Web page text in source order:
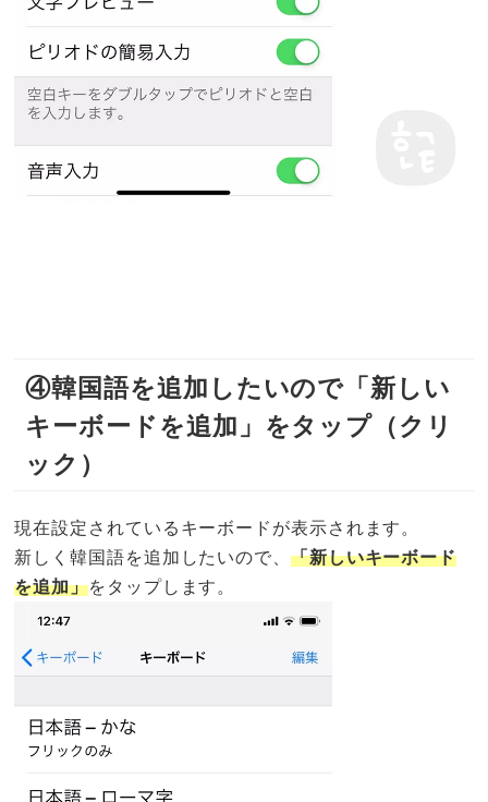
④韓国語を追加したいので「新しい
キーボードを追加」をタップ（クリ
ック）
現在設定されているキーボードが表示されます。
新しく韓国語を追加したいので、 「新しいキーボード
を追加」をタップします。